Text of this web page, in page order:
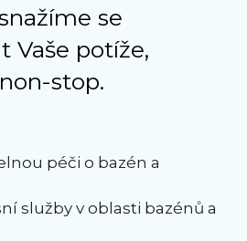
se
Vaše potíže,
stop.
péči o bazén a
služby v oblasti bazénů a